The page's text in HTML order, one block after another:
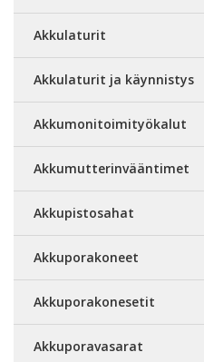
Akkulaturit
Akkulaturit ja käynnistys
Akkumonitoimityökalut
Akkumutterinvääntimet
Akkupistosahat
Akkuporakoneet
Akkuporakonesetit
Akkuporavasarat